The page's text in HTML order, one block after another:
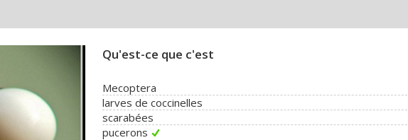
Qu'est-ce que c'est
Mecoptera
larves de coccinelles
scarabées
pucerons